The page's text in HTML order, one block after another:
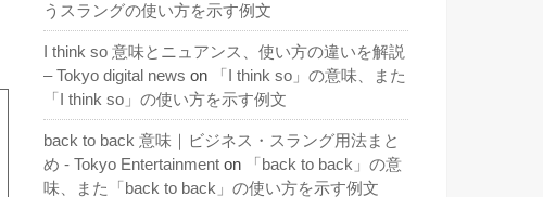
うスラングの使い方を示す例文
I think so 意味とニュアンス、使い方の違いを解説
– Tokyo digital news on
「I think so」の意味、また
「I think so」の使い方を示す例文
back to back 意味｜ビジネス・スラング用法まと
め - Tokyo Entertainment on
「back to back」の意
味、また「back to back」の使い方を示す例文